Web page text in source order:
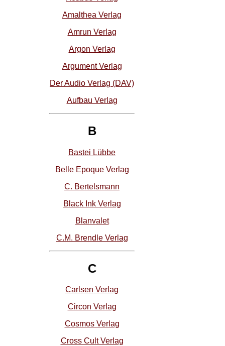
Amalthea Verlag
Amrun Verlag
Argon Verlag
Argument Verlag
Der Audio Verlag (DAV)
Aufbau Verlag
B
Bastei Lübbe
Belle Epoque Verlag
C. Bertelsmann
Black Ink Verlag
Blanvalet
C.M. Brendle Verlag
C
Carlsen Verlag
Circon Verlag
Cosmos Verlag
Cross Cult Verlag